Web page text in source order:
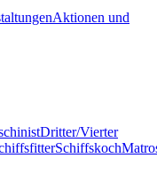
Aktionen und
Dritter/Vierter
Schiffskoch